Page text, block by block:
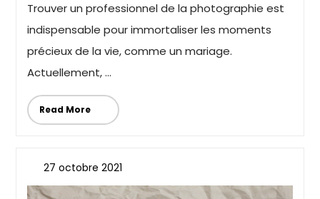
Trouver un professionnel de la photographie est
indispensable pour immortaliser les moments
précieux de la vie, comme un mariage.
Actuellement, ...
Read More
27 octobre 2021